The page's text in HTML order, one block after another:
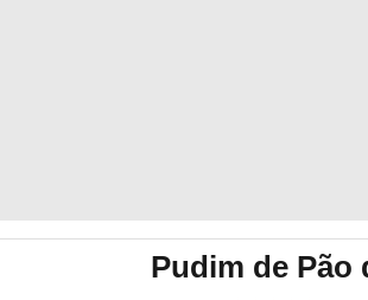
Pudim de Pão